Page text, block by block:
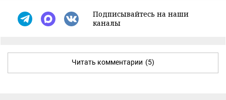
Подписывайтесь на наши
каналы
Читать комментарии (5)